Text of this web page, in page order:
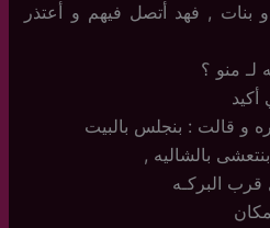
, فهد أتصل فيهم و أعتذر
لـ منو ؟
و قالت : بنجلس بالبيت
بالشاليه ,
البركـه